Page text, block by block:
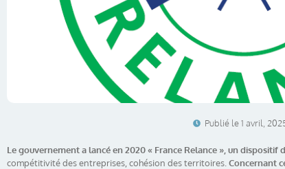
Publié le1 avril,
Le gouvernement a lancé en 2020 « France Relance », un dispositif
compétitivité des entreprises, cohésion des territoires. Concernant